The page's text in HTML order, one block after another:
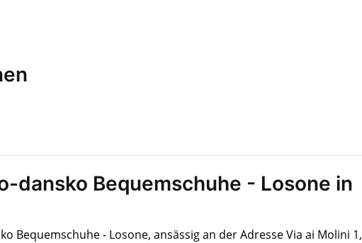
dansko Bequemschuhe - Losone in
Bequemschuhe - Losone, ansässig an der Adresse Via ai Molini 1,